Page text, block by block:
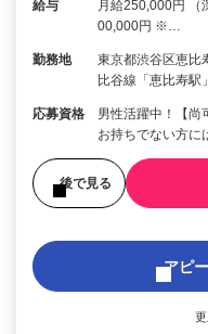
給与
月給250,000円 （
00,000円 ※…
勤務地
東京都渋谷区恵比
比谷線「恵比寿駅
応募資格
男性活躍中！【
お持ちでない方に
後で見る
アピ